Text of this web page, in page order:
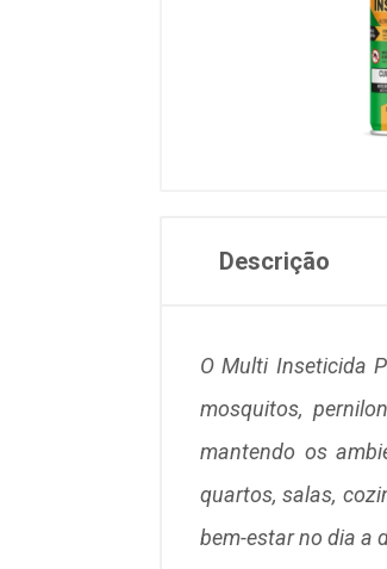
Descrição
O Multi Inseticida
mosquitos,
mantendo os
quartos, salas,
bem-estar no dia a